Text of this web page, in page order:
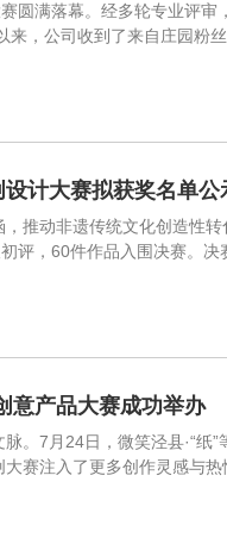
圆满落幕。经多轮专业评
公司收到了来自庄园粉丝
计大赛拟获奖名单公
推动非遗传统文化创造性
评，60件作品入围决赛。
意产品大赛成功举办
。7月24日，微笑泾县·“
赛注入了更多创作灵感与